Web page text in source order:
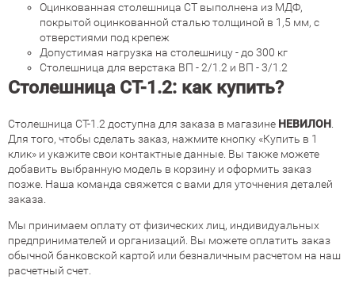
Оцинкованная столешница СТ выполнена из МДФ,
покрытой оцинкованной сталью толщиной в 1,5 мм, с
отверстиями под крепеж
Допустимая нагрузка на столешницу - до 300 кг
Столешница для верстака ВП - 2/1.2 и ВП - 3/1.2
Столешница СТ-1.2: как купить?
Столешница СТ-1.2 доступна для заказа в магазине НЕВИЛОН
Для того, чтобы сделать заказ, нажмите кнопку «Купить в 1
клик» и укажите свои контактные данные. Вы также можете
добавить выбранную модель в корзину и оформить заказ
позже. Наша команда свяжется с вами для уточнения деталей
заказа.
Мы принимаем оплату от физических лиц, индивидуальных
предпринимателей и организаций. Вы можете оплатить заказ
обычной банковской картой или безналичным расчетом на наш
расчетный счет.